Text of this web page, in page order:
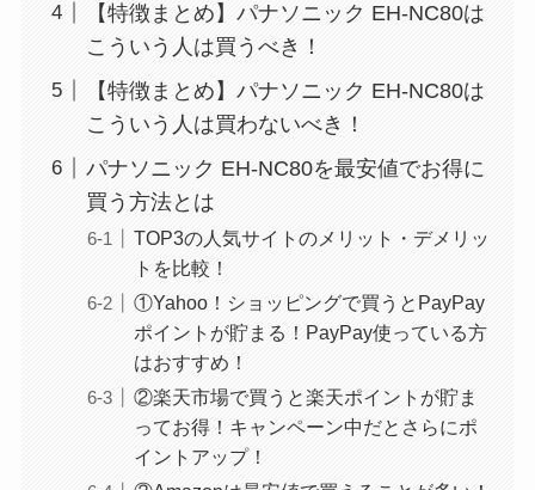
【特徴まとめ】パナソニック EH-NC80は
こういう人は買うべき！
【特徴まとめ】パナソニック EH-NC80は
こういう人は買わないべき！
パナソニック EH-NC80を最安値でお得に
買う方法とは
TOP3の人気サイトのメリット・デメリッ
トを比較！
①Yahoo！ショッピングで買うとPayPay
ポイントが貯まる！PayPay使っている方
はおすすめ！
②楽天市場で買うと楽天ポイントが貯ま
ってお得！キャンペーン中だとさらにポ
イントアップ！